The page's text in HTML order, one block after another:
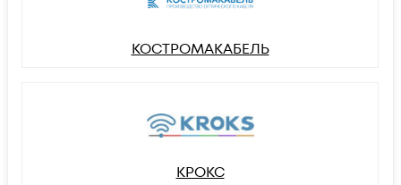
КОСТРОМАКАБЕЛЬ
КРОКС